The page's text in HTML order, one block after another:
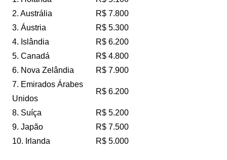
2. Austrália
R$ 7.800
3. Áustria
R$ 5.300
4. Islândia
R$ 6.200
5. Canadá
R$ 4.800
6. Nova Zelândia
R$ 7.900
7. Emirados Árabes
Unidos
R$ 6.200
8. Suíça
R$ 5.200
9. Japão
R$ 7.500
10. Irlanda
R$ 5.000